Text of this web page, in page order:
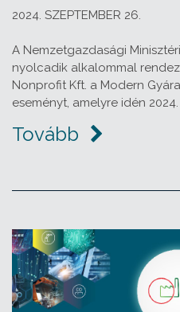
2024. SZEPTEMBER 26.
A Nemzetgazdasági
nyolcadik alkalommal
Nonprofit Kft. a Modern
eseményt, amelyre idén
Tovább